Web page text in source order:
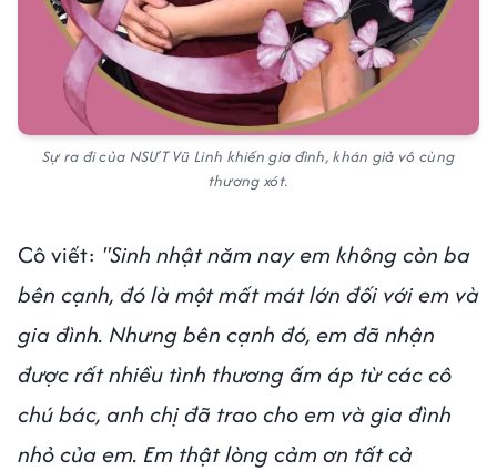
Sự ra đi của NSƯT Vũ Linh khiến gia đình, khán giả vô cùng
thương xót.
Cô viết: "Sinh nhật năm nay em không còn ba
bên cạnh, đó là một mất mát lớn đối với em và
gia đình. Nhưng bên cạnh đó, em đã nhận
được rất nhiều tình thương ấm áp từ các cô
chú bác, anh chị đã trao cho em và gia đình
nhỏ của em. Em thật lòng cảm ơn tất cả